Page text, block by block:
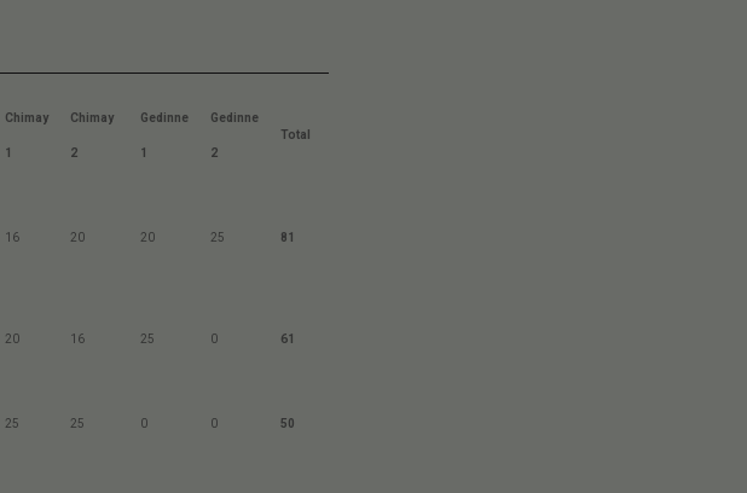
Chimay
1
Chimay
2
Gedinne
1
Gedinne
2
Total
16 20 20 25 81
20 16 25 0 61
25 25 0 0 50